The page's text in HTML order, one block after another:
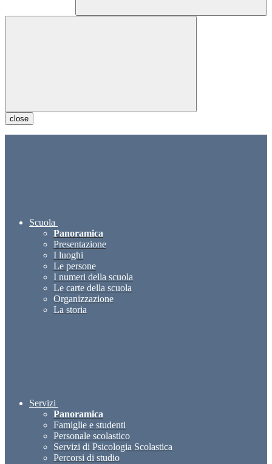
close
Scuola
Panoramica
Presentazione
I luoghi
Le persone
I numeri della scuola
Le carte della scuola
Organizzazione
La storia
Servizi
Panoramica
Famiglie e studenti
Personale scolastico
Servizi di Psicologia Scolastica
Percorsi di studio